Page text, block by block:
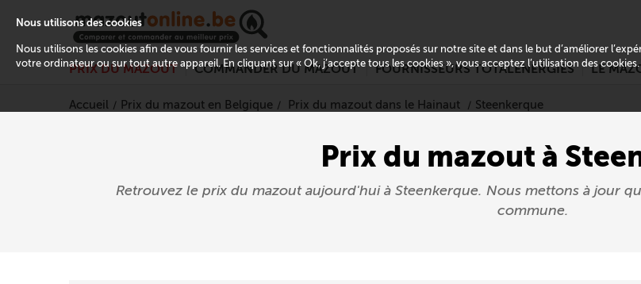
PRIX DU MAZOUT COMMANDER DU MAZOUT FOURNISSEURS TOTALENERGIES LE
Accueil Prix du mazout en Belgique Prix du mazout dans le Hainaut Steenkerque
Prix du mazout à
Retrouvez le prix du mazout aujourd'hui à Steenkerque. Nous mettons à jour
commune.
Nous utilisons des cookies
Nous utilisons les cookies afin de vous fournir les services et fonctionnalités proposés sur notre site et dans le but d’améliorer
votre ordinateur ou sur tout autre appareil. En cliquant sur « Ok, j’accepte tous les cookies », vous acceptez l’utilisation des